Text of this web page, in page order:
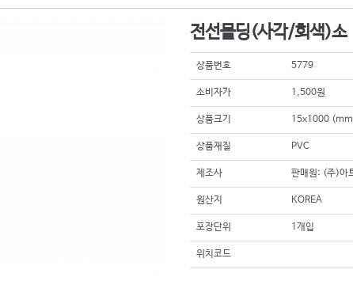
전선몰딩(사각/회색)소
상품번호 5779
소비자가 1,500원
상품크기 15x1000
상품재질 PVC
제조사 판매원: (주)아
원산지 KOREA
포장단위 1개입
위치코드